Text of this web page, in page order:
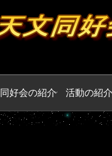
好会の紹介 活動の紹介